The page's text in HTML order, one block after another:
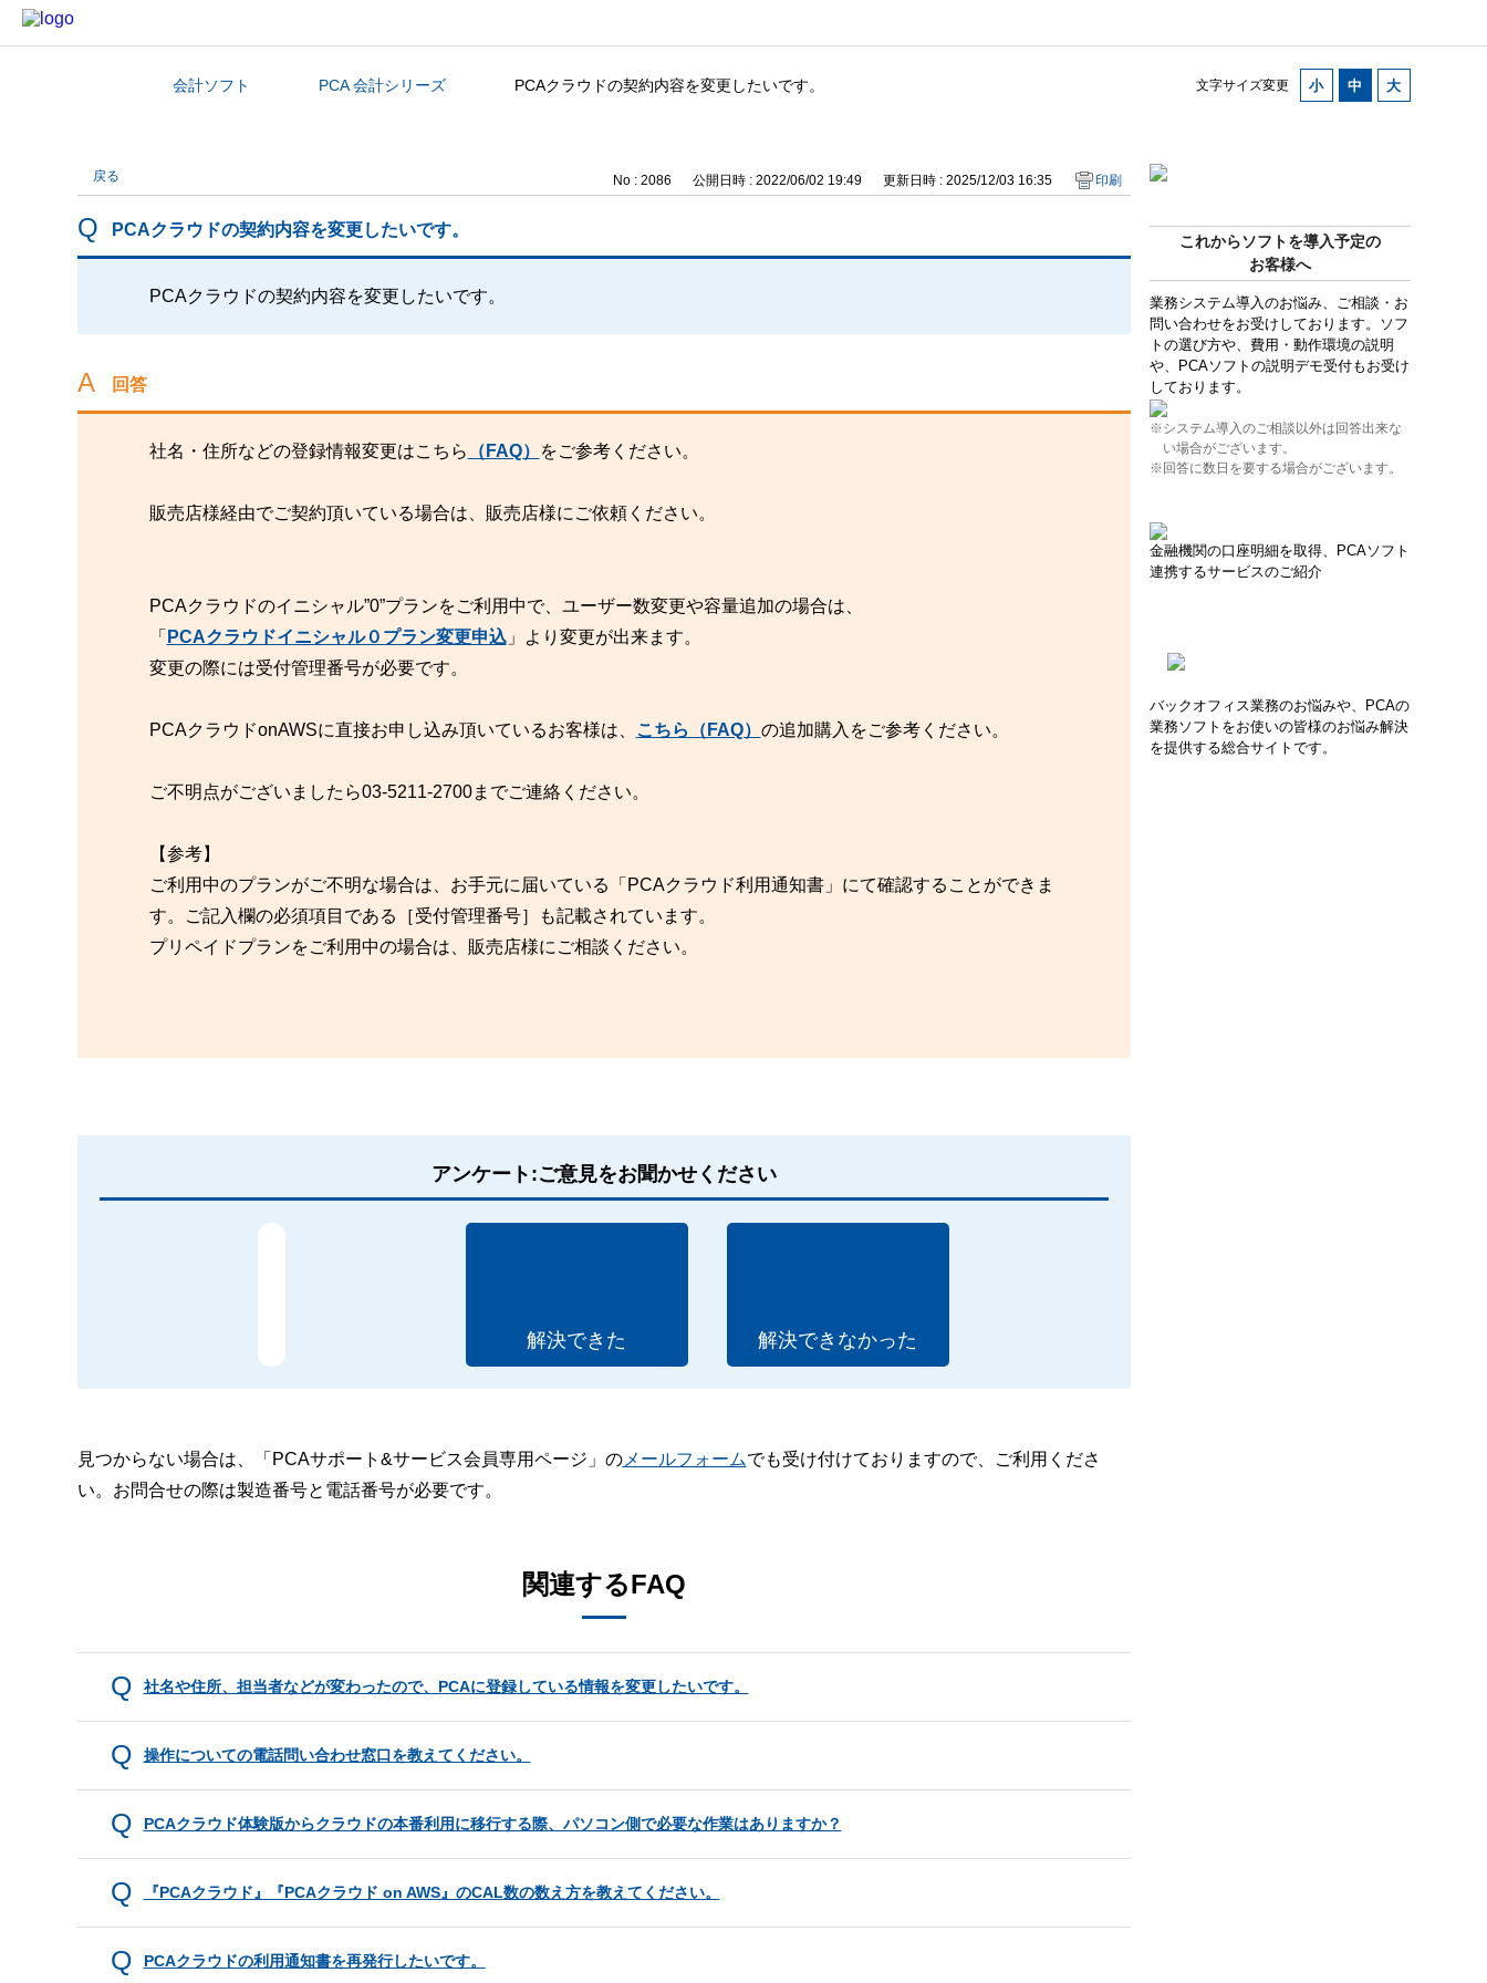
文字サイズ変更
カテゴリから探す
会計ソフト PCA 会計シリーズ PCAクラウドの契約内容を変更したいです。
これからソフトを導入予定の
お客様へ
業務システム導入のお悩み、ご相談・お
問い合わせをお受けしております。ソフ
トの選び方や、費用・動作環境の説明
や、PCAソフトの説明デモ受付もお受け
しております。
※システム導入のご相談以外は回答出来な
い場合がございます。
※回答に数日を要する場合がございます。
金融機関の口座明細を取得、PCAソフト
連携するサービスのご紹介
バックオフィス業務のお悩みや、PCAの
業務ソフトをお使いの皆様のお悩み解決
を提供する総合サイトです。
戻る No : 2086 公開日時 : 2022/06/02 19:49 更新日時 : 2025/12/03 16:35 印刷
PCAクラウドの契約内容を変更したいです。
PCAクラウドの契約内容を変更したいです。
回答
社名・住所などの登録情報変更はこちら （FAQ） をご参考ください。
販売店様経由でご契約頂いている場合は、販売店様にご依頼ください。
PCAクラウドのイニシャル”0”プランをご利用中で、ユーザー数変更や容量追加の場合は、
「 PCAクラウドイニシャル０プラン変更申込」より変更が出来ます。
変更の際には受付管理番号が必要です。
PCAクラウドonAWSに直接お申し込み頂いているお客様は、 こちら（FAQ） の追加購入をご参考ください。
ご不明点がございましたら03-5211-2700までご連絡ください。
【参考】
ご利用中のプランがご不明な場合は、お手元に届いている「PCAクラウド利用通知書」にて確認することができま
す。ご記入欄の必須項目である［受付管理番号］も記載されています。
プリペイドプランをご利用中の場合は、販売店様にご相談ください。
アンケート:ご意見をお聞かせください
解決できた 解決できなかった
見つからない場合は、「PCAサポート&サービス会員専用ページ」のメールフォームでも受け付けておりますので、ご利用くださ
い。お問合せの際は製造番号と電話番号が必要です。
関連するFAQ
社名や住所、担当者などが変わったので、PCAに登録している情報を変更したいです。
操作についての電話問い合わせ窓口を教えてください。
PCAクラウド体験版からクラウドの本番利用に移行する際、パソコン側で必要な作業はありますか？
『PCAクラウド』『PCAクラウド on AWS』のCAL数の数え方を教えてください。
PCAクラウドの利用通知書を再発行したいです。